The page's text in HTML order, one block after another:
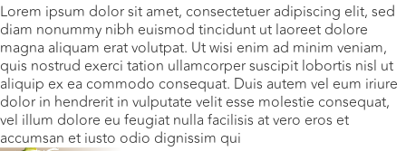
Lorem ipsum dolor sit amet, consectetuer adipiscing elit, sed
diam nonummy nibh euismod tincidunt ut laoreet dolore
magna aliquam erat volutpat. Ut wisi enim ad minim veniam,
quis nostrud exerci tation ullamcorper suscipit lobortis nisl ut
aliquip ex ea commodo consequat. Duis autem vel eum iriure
dolor in hendrerit in vulputate velit esse molestie consequat,
vel illum dolore eu feugiat nulla facilisis at vero eros et
accumsan et iusto odio dignissim qui